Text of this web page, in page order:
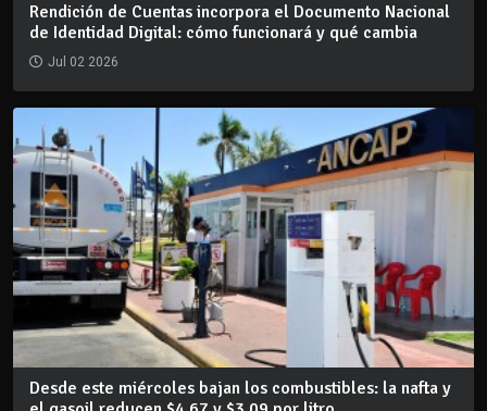
Rendición de Cuentas incorpora el Documento Nacional
de Identidad Digital: cómo funcionará y qué cambia
Jul 02 2026
Desde este miércoles bajan los combustibles: la nafta y